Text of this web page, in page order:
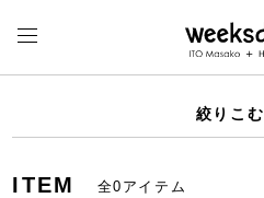
絞りこむ
ITEM 全0アイテム